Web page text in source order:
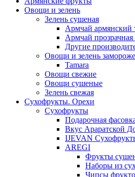
Овощи и зелень
Зелень сушеная
Армчай армянский
Армчай прозрачная
Другие
Овощи и зелень
Tamara
Овощи свежие
Овощи сушеные
Зелень свежая
Сухофрукты. Орехи
Сухофрукты
Подарочная
Вкус Араратской
IJEVAN
AREGI
Фрукты
Наборы из
Чипсы